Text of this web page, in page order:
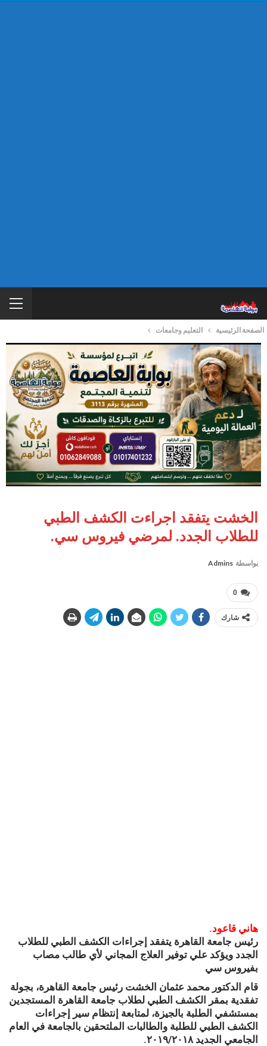
الصفحة الرئيسية التعليم وجامعات
الخشت يتفقد اجراءت الكشف الطبي
للطلاب الجدد. لمرضي فيروس سي.
بواسطة Admins
0
شارك
هاني قاعود.
رئيس جامعة القاهرة يتفقد إجراءات الكشف الطبي للطلاب
الجدد ويؤكد علي توفير العلاج المجاني لأي طالب مصاب
بفيروس سي
قام الدكتور محمد عثمان الخشت رئيس جامعة القاهرة، بجولة
تفقدية بمقر الكشف الطبي لطلاب جامعة القاهرة المستجدين
بمستشفي الطلبة بالجيزة، لمتابعة إنتظام سير إجراءات
الكشف الطبي للطلبة والطالبات الملتحقين بالجامعة في العام
الجامعي الجديد ٢٠١٩/٢٠١٨.